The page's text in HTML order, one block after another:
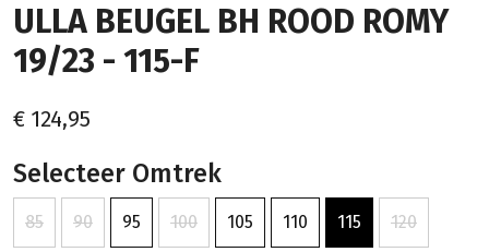
ULLA BEUGEL BH ROOD ROMY
19/23 - 115-F
€ 124,95
Selecteer Omtrek
85 90 95 100 105 110 115 120